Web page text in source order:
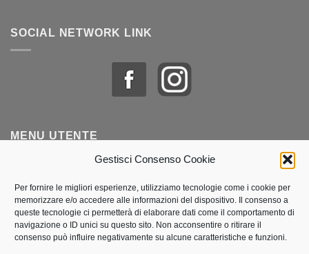
Gestisci Consenso Cookie
Per fornire le migliori esperienze, utilizziamo tecnologie come i cookie per
memorizzare e/o accedere alle informazioni del dispositivo. Il consenso a
queste tecnologie ci permetterà di elaborare dati come il comportamento di
navigazione o ID unici su questo sito. Non acconsentire o ritirare il
consenso può influire negativamente su alcune caratteristiche e funzioni.
SOCIAL NETWORK LINK
MENU UTENTE
Lista dei desideri
Politica dei cookie (UE)